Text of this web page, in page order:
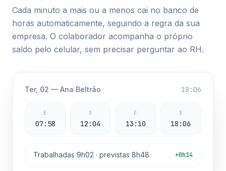
Cada minuto a mais ou a menos cai no banco de
horas automaticamente, seguindo a regra da sua
empresa. O colaborador acompanha o próprio
saldo pelo celular, sem precisar perguntar ao RH.
Ter, 02 — Ana Beltrão 18:06
E
07:58
S
12:04
E
13:10
S
18:06
Trabalhadas 9h02 · previstas 8h48 +0h14